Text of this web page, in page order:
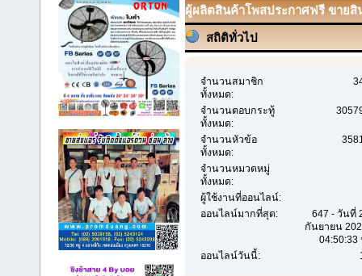
ผู้ผลิตสินค้าโพสประกาศฟรี ขาย
สถิติทั่วไป
จำนวนสมาชิก
ทั้งหมด:
จำนวนตอบกระทู้
ทั้งหมด:
จำนวนหัวข้อ
ทั้งหมด:
จำนวนหมวดหมู่
ทั้งหมด:
ผู้ใช้งานที่ออนไลน์:
ออนไลน์มากที่สุด:
647 - วันที่
กันยายน
04:50:33
ออนไลน์วันนี้: